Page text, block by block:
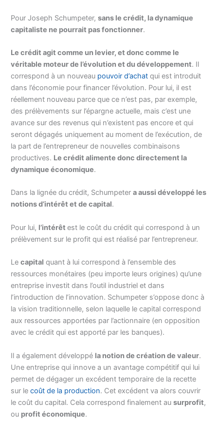
Pour Joseph Schumpeter,sans le crédit, la dynamique
capitaliste ne pourrait pas fonctionner.
Le crédit agit comme un levier, et donc comme le
véritable moteur de l’évolution et du développement. Il
correspond à un nouveau pouvoir d’achat qui est introduit
dans l’économie pour financer l’évolution. Pour lui, il est
réellement nouveau parce que ce n’est pas, par exemple,
des prélèvements sur l’épargne actuelle, mais c’est une
avance sur des revenus qui n’existent pas encore et qui
seront dégagés uniquement au moment de l’exécution, de
la part de l’entrepreneur de nouvelles combinaisons
productives. Le crédit alimente donc directement la
dynamique économique.
Dans la lignée du crédit, Schumpetera aussi développé les
notions d’intérêt et de capital.
Pour lui, l’intérêtest le coût du crédit qui correspond à un
prélèvement sur le profit qui est réalisé par l’entrepreneur.
Lecapital quant à lui correspond à l’ensemble des
ressources monétaires (peu importe leurs origines) qu’une
entreprise investit dans l’outil industriel et dans
l’introduction de l’innovation. Schumpeter s’oppose donc à
la vision traditionnelle, selon laquelle le capital correspond
aux ressources apportées par l’actionnaire (en opposition
avec le crédit qui est apporté par les banques).
Il a également développé la notion de création de valeur.
Une entreprise qui innove a un avantage compétitif qui lui
permet de dégager un excédent temporaire de la recette
sur lecoût de la production. Cet excédent va alors couvrir
le coût du capital. Cela correspond finalement ausurprofit,
ou profit économique.